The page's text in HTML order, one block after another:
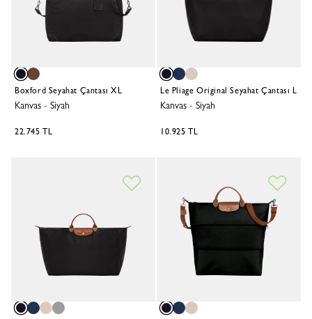
Boxford Seyahat Çantası XL
Kanvas - Siyah
22.745 TL
Le Pliage Original Seyahat Çantası L
Kanvas - Siyah
10.925 TL